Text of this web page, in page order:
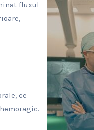
fluxul
ce